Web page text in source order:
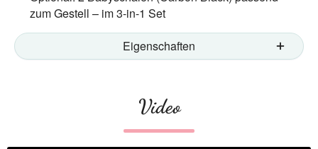
zum Gestell – im 3-in-1 Set
Eigenschaften
Video